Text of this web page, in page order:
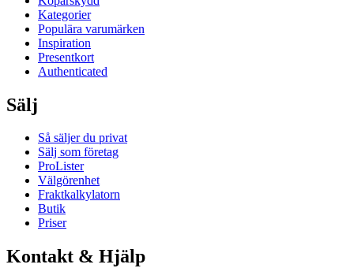
Kategorier
Populära varumärken
Inspiration
Presentkort
Authenticated
Sälj
Så säljer du privat
Sälj som företag
ProLister
Välgörenhet
Fraktkalkylatorn
Butik
Priser
Kontakt & Hjälp